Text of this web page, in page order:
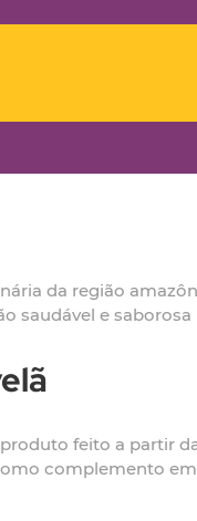
da região
saudável e
feito a partir
complemento em